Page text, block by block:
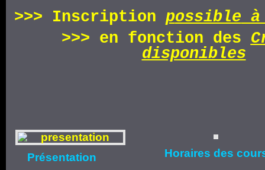
>>> Inscription possible à
>>> en fonction des
disponibles
Présentation Horaires des